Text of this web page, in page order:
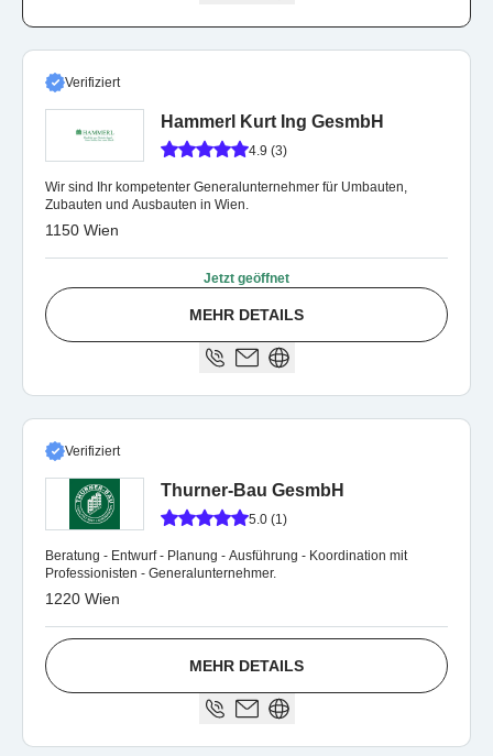
Verifiziert
Hammerl Kurt Ing GesmbH
4.9 (3)
Wir sind Ihr kompetenter Generalunternehmer für Umbauten,
Zubauten und Ausbauten in Wien.
1150 Wien
Jetzt geöffnet
MEHR DETAILS
Verifiziert
Thurner-Bau GesmbH
5.0 (1)
Beratung - Entwurf - Planung - Ausführung - Koordination mit
Professionisten - Generalunternehmer.
1220 Wien
MEHR DETAILS